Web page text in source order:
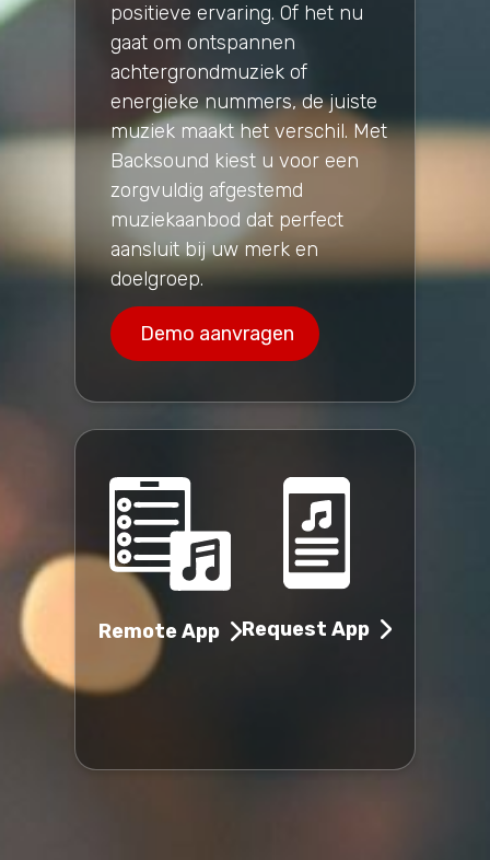
positieve ervaring. Of het nu
gaat om ontspannen
achtergrondmuziek of
energieke nummers, de juiste
muziek maakt het verschil. Met
Backsound kiest u voor een
zorgvuldig afgestemd
muziekaanbod dat perfect
aansluit bij uw merk en
doelgroep.
Demo aanvragen
Remote App Request App